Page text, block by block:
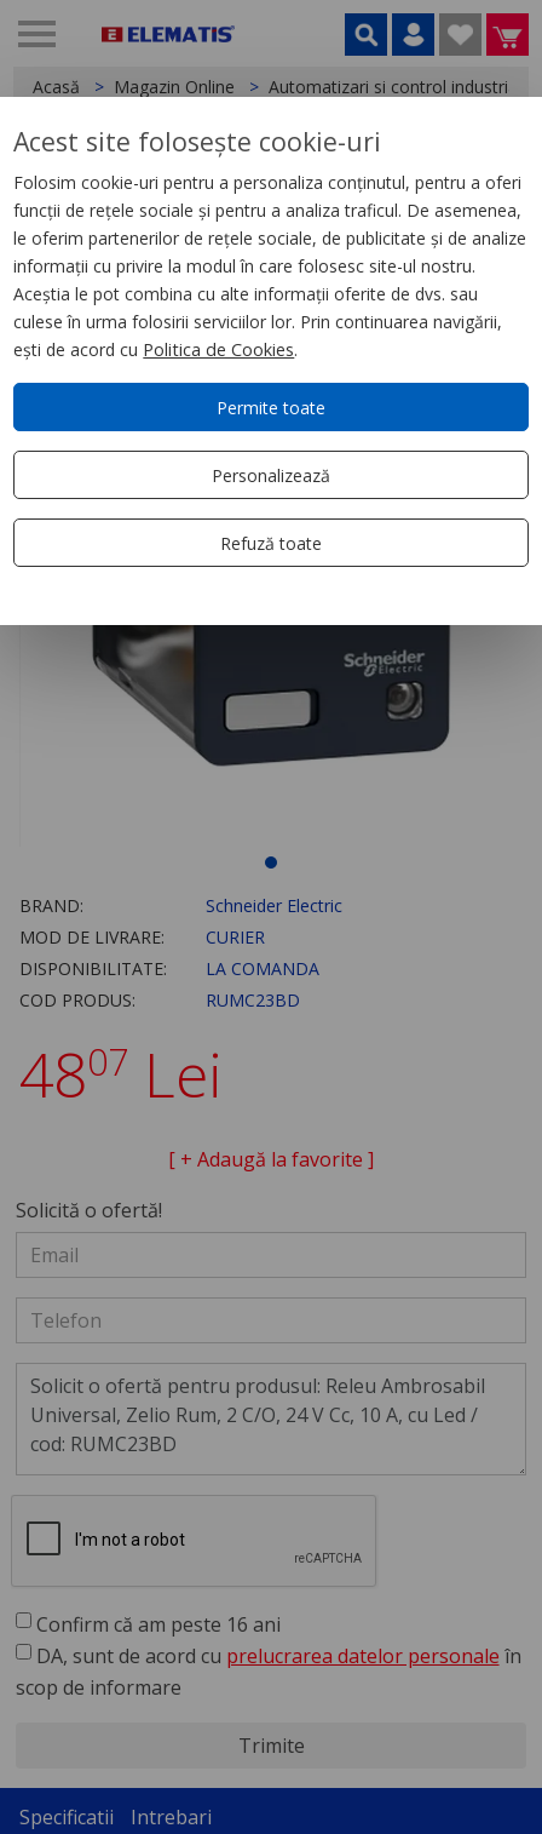
Acasă Magazin Online Automatizari si control industrial
< Relee
Releu Ambrosabil Universal,
Zelio Rum, 2 C/O, 24 V Cc, 10 A,
cu Led
BRAND:
Schneider Electric
MOD DE LIVRARE:
CURIER
DISPONIBILITATE:
LA COMANDA
COD PRODUS:
RUMC23BD
4807 Lei
[ + Adaugă la favorite ]
Solicită o ofertă!
Confirm că am peste 16 ani
DA, sunt de acord cu prelucrarea datelor personale în
scop de informare
Trimite
Specificatii Intrebari
Acest site folosește cookie-uri
Folosim cookie-uri pentru a personaliza conținutul, pentru a oferi
funcții de rețele sociale și pentru a analiza traficul. De asemenea,
le oferim partenerilor de rețele sociale, de publicitate și de analize
informații cu privire la modul în care folosesc site-ul nostru.
Aceștia le pot combina cu alte informații oferite de dvs. sau
culese în urma folosirii serviciilor lor. Prin continuarea navigării,
ești de acord cu Politica de Cookies.
Permite toate
Personalizează
Refuză toate